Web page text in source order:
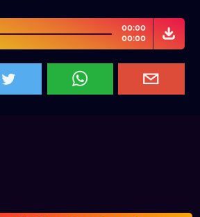
00:00
00:00